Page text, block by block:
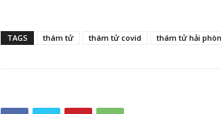
TAGS thám tử thám tử covid thám tử hải